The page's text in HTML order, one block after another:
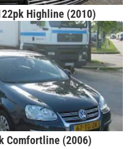
Highline (2010)
Comfortline (2006)